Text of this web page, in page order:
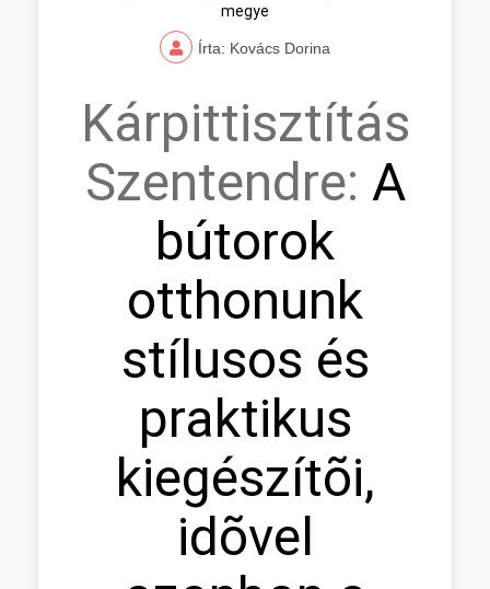
megye
Írta: Kovács Dorina
Kárpittisztítás
Szentendre: A
bútorok
otthonunk
stílusos és
praktikus
kiegészítõi,
idõvel